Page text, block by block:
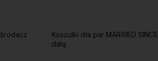
Koszulki dla par MARRIED SINCE z
datą